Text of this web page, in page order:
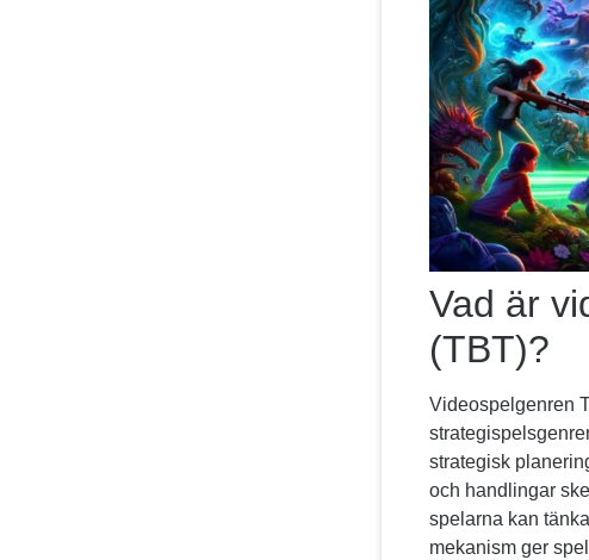
Vad är
(TBT)?
Videospelgenren
strategisk
och handlingar
spelarna kan
mekanism ger